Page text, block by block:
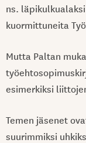
ns.
kuormittuneita
Mutta Paltan
esimerkiksi
Temen jäsenet
suurimmiksi